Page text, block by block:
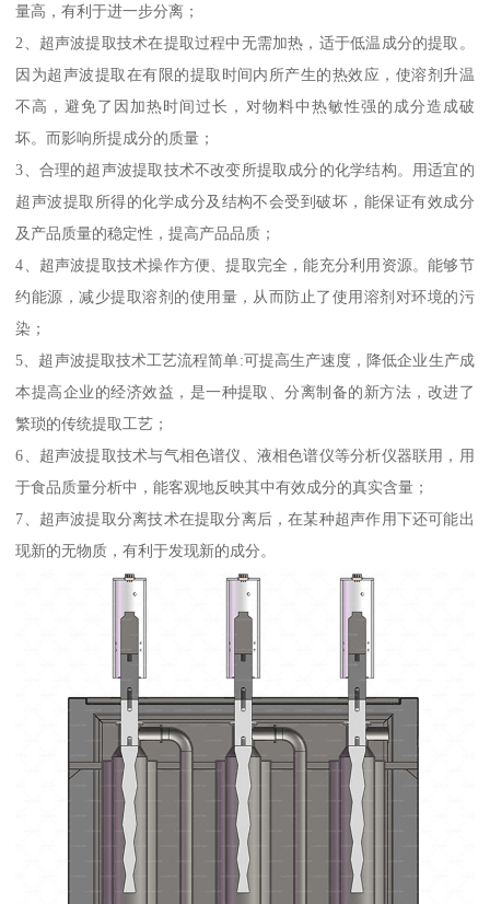
量高，有利于进一步分离；
2、超声波提取技术在提取过程中无需加热，适于低温成分的提取。
因为超声波提取在有限的提取时间内所产生的热效应，使溶剂升温
不高，避免了因加热时间过长，对物料中热敏性强的成分造成破
坏。而影响所提成分的质量；
3、合理的超声波提取技术不改变所提取成分的化学结构。用适宜的
超声波提取所得的化学成分及结构不会受到破坏，能保证有效成分
及产品质量的稳定性，提高产品品质；
4、超声波提取技术操作方便、提取完全，能充分利用资源。能够节
约能源，减少提取溶剂的使用量，从而防止了使用溶剂对环境的污
染；
5、超声波提取技术工艺流程简单:可提高生产速度，降低企业生产成
本提高企业的经济效益，是一种提取、分离制备的新方法，改进了
繁琐的传统提取工艺；
6、超声波提取技术与气相色谱仪、液相色谱仪等分析仪器联用，用
于食品质量分析中，能客观地反映其中有效成分的真实含量；
7、超声波提取分离技术在提取分离后，在某种超声作用下还可能出
现新的无物质，有利于发现新的成分。